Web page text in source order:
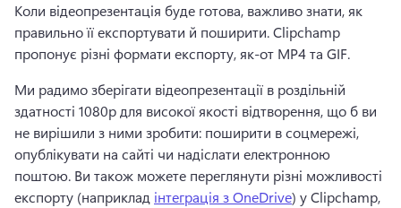
Коли відеопрезентація буде готова, важливо знати, як
правильно її експортувати й поширити. Clipchamp
пропонує різні формати експорту, як-от MP4 та GIF.
Ми радимо зберігати відеопрезентації в роздільній
здатності 1080p для високої якості відтворення, що б ви
не вирішили з ними зробити: поширити в соцмережі,
опублікувати на сайті чи надіслати електронною
поштою. Ви також можете переглянути різні можливості
експорту (наприклад інтеграція з OneDrive) у Clipchamp,